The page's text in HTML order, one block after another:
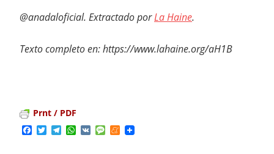
@anadaloficial. Extractado porLa Haine.
Texto completo en: https://www.lahaine.org/aH1B
Prnt / PDF
Facebook
TwitterTelegram
WhatsApp
VK MessageMeneame